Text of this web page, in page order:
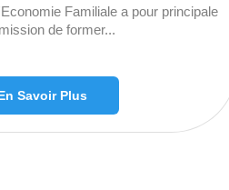
Familiale a pour principale
mission de former...
Savoir Plus